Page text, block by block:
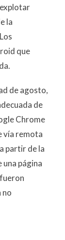
la
que
de agosto,
de
Chrome
vía remota
partir de la
una página
no